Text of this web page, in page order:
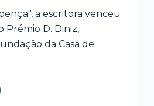
a escritora venceu
Prémio D. Diniz,
da Casa de